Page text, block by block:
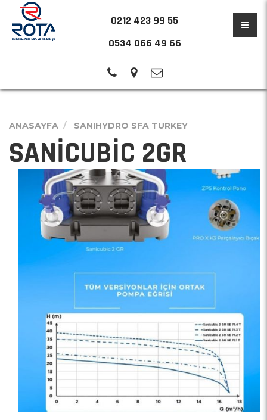
0212 423 99 55
0534 066 49 66
ANASAYFA SANIHYDRO SFA TURKEY
SANİCUBİC 2GR